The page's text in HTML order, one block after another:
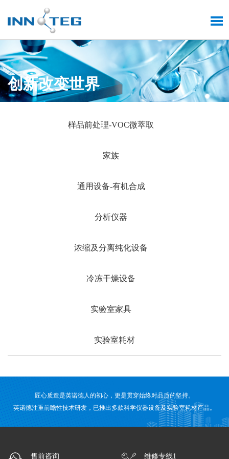
创新改变世界
样品前处理-VOC微萃取
家族
通用设备-有机合成
分析仪器
浓缩及分离纯化设备
冷冻干燥设备
实验室家具
实验室耗材
匠心质造是英诺德人的初心，更是贯穿始终对品质的坚持。
英诺德注重前瞻性技术研发，已推出多款科学仪器设备及实验室耗材产品。
售前咨询 维修专线1